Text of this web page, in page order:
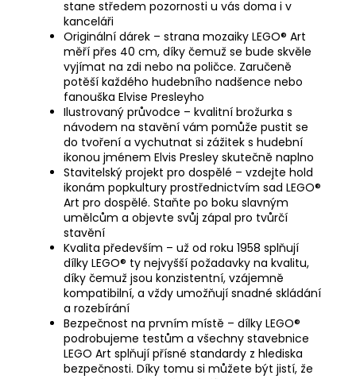
stane středem pozornosti u vás doma i v
kanceláři
Originální dárek – strana mozaiky LEGO® Art
měří přes 40 cm, díky čemuž se bude skvěle
vyjímat na zdi nebo na poličce. Zaručeně
potěší každého hudebního nadšence nebo
fanouška Elvise Presleyho
Ilustrovaný průvodce – kvalitní brožurka s
návodem na stavění vám pomůže pustit se
do tvoření a vychutnat si zážitek s hudební
ikonou jménem Elvis Presley skutečně naplno
Stavitelský projekt pro dospělé – vzdejte hold
ikonám popkultury prostřednictvím sad LEGO®
Art pro dospělé. Staňte po boku slavným
umělcům a objevte svůj zápal pro tvůrčí
stavění
Kvalita především – už od roku 1958 splňují
dílky LEGO® ty nejvyšší požadavky na kvalitu,
díky čemuž jsou konzistentní, vzájemně
kompatibilní, a vždy umožňují snadné skládání
a rozebírání
Bezpečnost na prvním místě – dílky LEGO®
podrobujeme testům a všechny stavebnice
LEGO Art splňují přísné standardy z hlediska
bezpečnosti. Díky tomu si můžete být jistí, že